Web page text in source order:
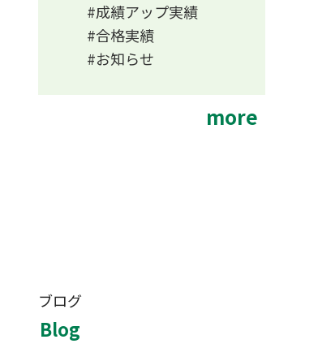
成績アップ実績
合格実績
お知らせ
more
ブログ
Blog